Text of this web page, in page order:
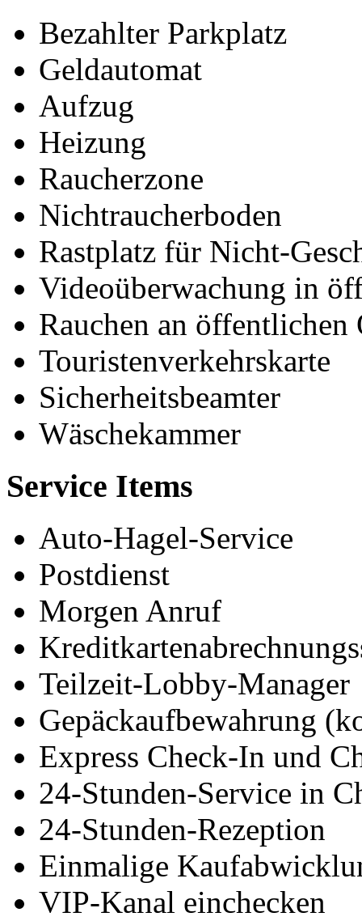
Bezahlter Parkplatz
Geldautomat
Aufzug
Heizung
Raucherzone
Nichtraucherboden
Rastplatz für Nicht-
Videoüberwachung in
Rauchen an öffentlichen
Touristenverkehrskarte
Sicherheitsbeamter
Wäschekammer
Service Items
Auto-Hagel-Service
Postdienst
Morgen Anruf
Teilzeit-Lobby-Manager
Gepäckaufbewahrung
Express Check-In und
24-Stunden-Service in
24-Stunden-Rezeption
Einmalige
VIP-Kanal einchecken